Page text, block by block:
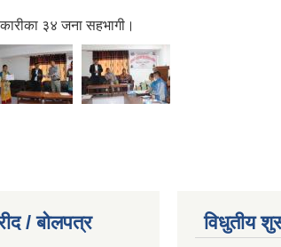
३४ जना सहभागी।
/ बोलपत्र
विधुतीय